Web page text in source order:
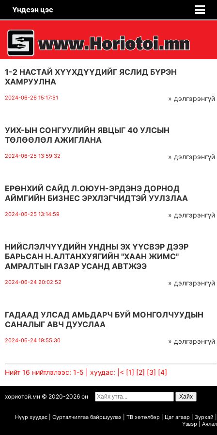
Үндсэн цэс
1-2 НАСТАЙ ХҮҮХДҮҮДИЙГ ЯСЛИД БҮРЭН
ХАМРУУЛНА
2024-06-26 15:17:51 » дэлгэрэнгүй
УИХ-ЫН СОНГУУЛИЙН ЯВЦЫГ 40 УЛСЫН
ТӨЛӨӨЛӨЛ АЖИГЛАНА
2024-06-25 13:59:32 » дэлгэрэнгүй
ЕРӨНХИЙ САЙД Л.ОЮУН-ЭРДЭНЭ ДОРНОД
АЙМГИЙН БИЗНЕС ЭРХЛЭГЧИДТЭЙ УУЛЗЛАА
2024-06-25 13:14:59 » дэлгэрэнгүй
НИЙСЛЭЛЧҮҮДИЙН УНДНЫ ЭХ ҮҮСВЭР ДЭЭР
БАРЬСАН Н.АЛТАНХУЯГИЙН "ХААН ЖИМС"
АМРАЛТЫН ГАЗАР УСАНД АВТЖЭЭ
2024-06-24 20:02:52 » дэлгэрэнгүй
ГАДААД УЛСАД АМЬДАРЧ БУЙ МОНГОЛЧУУДЫН
САНАЛЫГ АВЧ ДУУСЛАА
2024-06-24 19:55:30 » дэлгэрэнгүй
Нийт 16 нийтлэлээс: 1-5 | хуудас: |< [1] [2] [3] [4]
хориотой.мн © 2020-2026 он
Нүүр хуудас Сурталчилгаа байршуулах ТВ хөтөлбөр Цаг агаар Зурхай
Үзвэр Аялал